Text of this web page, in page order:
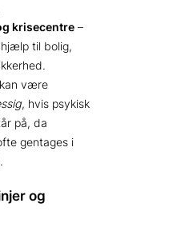
krisecentre –
til bolig,
være
, hvis psykisk
på, da
gentages i
og